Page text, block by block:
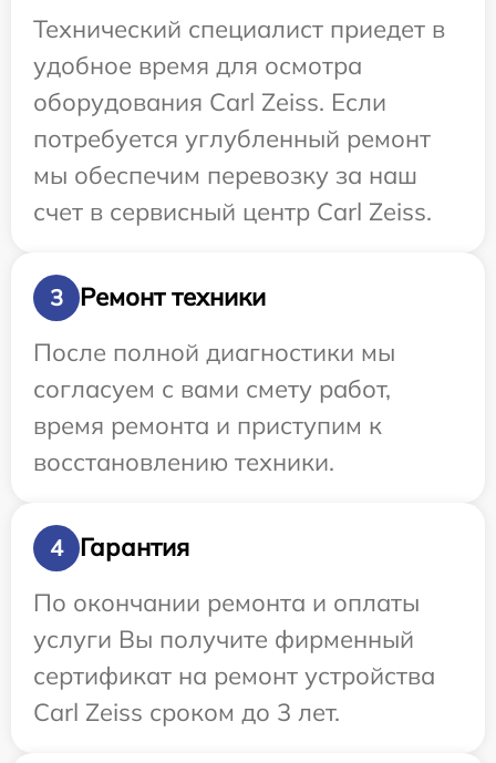
Технический специалист приедет в
удобное время для осмотра
оборудования Carl Zeiss. Если
потребуется углубленный ремонт
мы обеспечим перевозку за наш
счет в сервисный центр Carl Zeiss.
3
Ремонт техники
После полной диагностики мы
согласуем с вами смету работ,
время ремонта и приступим к
восстановлению техники.
4
Гарантия
По окончании ремонта и оплаты
услуги Вы получите фирменный
сертификат на ремонт устройства
Carl Zeiss сроком до 3 лет.